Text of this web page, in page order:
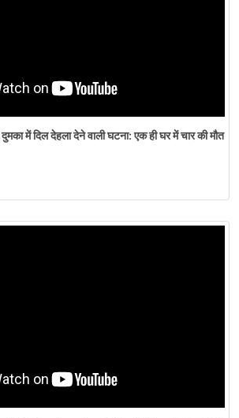
दुमका में दिल देहला देने वाली घटना: एक ही घर में चार की मौत